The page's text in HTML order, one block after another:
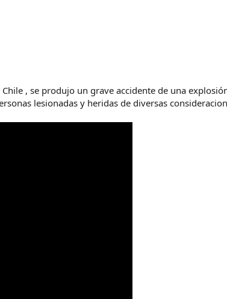
, se produjo un grave accidente de una
lesionadas y heridas de diversas